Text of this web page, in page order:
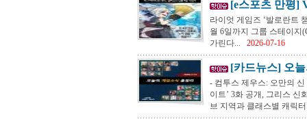
[e스포츠 만평]
라이엇 게임즈 ‘발로란트
월 6일까지 그룹 스테이지
가린다...
2026-07-16
[카드뉴스] 오
- 컴투스 제우스: 오만의 신
이트’ 3화 공개, 그리스 신
브 지역과 클래스별 캐릭터